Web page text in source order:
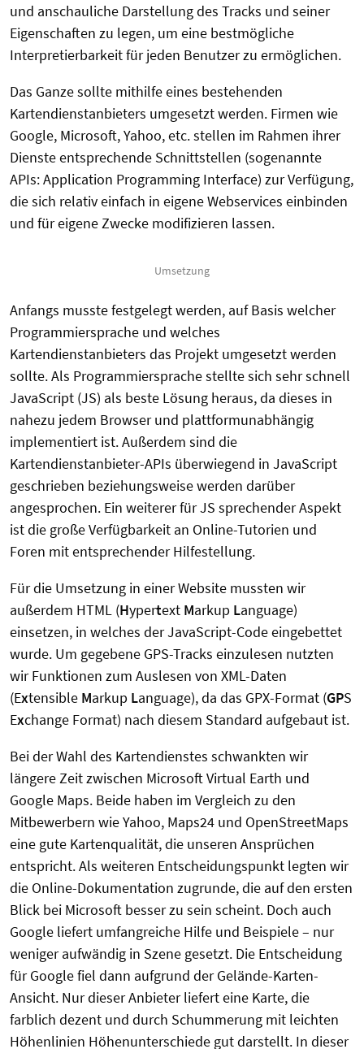
und anschauliche Darstellung des Tracks und seiner
Eigenschaften zu legen, um eine bestmögliche
Interpretierbarkeit für jeden Benutzer zu ermöglichen.
Das Ganze sollte mithilfe eines bestehenden
Kartendienstanbieters umgesetzt werden. Firmen wie
Google, Microsoft, Yahoo, etc. stellen im Rahmen ihrer
Dienste entsprechende Schnittstellen (sogenannte
APIs: Application Programming Interface) zur Verfügung,
die sich relativ einfach in eigene Webservices einbinden
und für eigene Zwecke modifizieren lassen.
Umsetzung
Anfangs musste festgelegt werden, auf Basis welcher
Programmiersprache und welches
Kartendienstanbieters das Projekt umgesetzt werden
sollte. Als Programmiersprache stellte sich sehr schnell
JavaScript (JS) als beste Lösung heraus, da dieses in
nahezu jedem Browser und plattformunabhängig
implementiert ist. Außerdem sind die
Kartendienstanbieter-APIs überwiegend in JavaScript
geschrieben beziehungsweise werden darüber
angesprochen. Ein weiterer für JS sprechender Aspekt
ist die große Verfügbarkeit an Online-Tutorien und
Foren mit entsprechender Hilfestellung.
Für die Umsetzung in einer Website mussten wir
außerdem HTML (Hypertext Markup Language)
einsetzen, in welches der JavaScript-Code eingebettet
wurde. Um gegebene GPS-Tracks einzulesen nutzten
wir Funktionen zum Auslesen von XML-Daten
(Extensible Markup Language), da das GPX-Format (GPS
Exchange Format) nach diesem Standard aufgebaut ist.
Bei der Wahl des Kartendienstes schwankten wir
längere Zeit zwischen Microsoft Virtual Earth und
Google Maps. Beide haben im Vergleich zu den
Mitbewerbern wie Yahoo, Maps24 und OpenStreetMaps
eine gute Kartenqualität, die unseren Ansprüchen
entspricht. Als weiteren Entscheidungspunkt legten wir
die Online-Dokumentation zugrunde, die auf den ersten
Blick bei Microsoft besser zu sein scheint. Doch auch
Google liefert umfangreiche Hilfe und Beispiele – nur
weniger aufwändig in Szene gesetzt. Die Entscheidung
für Google fiel dann aufgrund der Gelände-Karten-
Ansicht. Nur dieser Anbieter liefert eine Karte, die
farblich dezent und durch Schummerung mit leichten
Höhenlinien Höhenunterschiede gut darstellt. In dieser